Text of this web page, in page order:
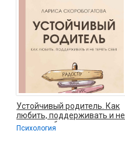
Устойчивый родитель. Как
любить, поддерживать и не
терять себя -
Психология